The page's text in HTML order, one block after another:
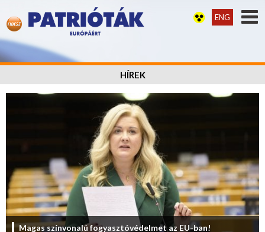
ENG
HÍREK
Magas színvonalú fogyasztóvédelmet az EU-ban!